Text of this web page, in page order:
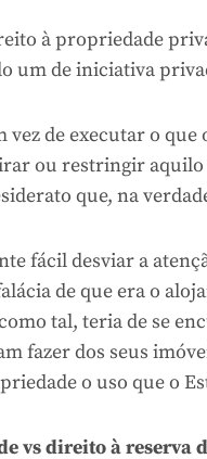
à propriedade
um de iniciativa
vez de executar o
ou restringir aquilo
que, na
fácil desviar a
de que era o
tal, teria de se
fazer dos seus
o uso que o
vs direito à reserva